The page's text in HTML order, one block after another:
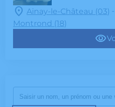
Ainay-le-Château (03) -
Montrond (18)